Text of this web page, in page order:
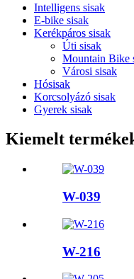
Intelligens sisak
E-bike sisak
Kerékpáros sisak
Úti sisak
Mountain Bike
Városi sisak
Hósisak
Korcsolyázó sisak
Gyerek sisak
Kiemelt
W-039
W-216